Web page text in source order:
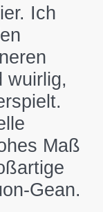
Ich
wuirlig,
Maß
Gean.